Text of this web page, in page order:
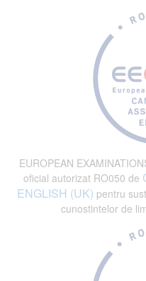
EUROPEAN
oficial autorizat RO050 de
ENGLISH (UK) pentru
cunostintelor de